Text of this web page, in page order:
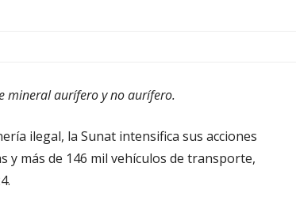
mineral aurífero y no aurífero.
ilegal, la Sunat intensifica sus acciones
más de 146 mil vehículos de transporte,